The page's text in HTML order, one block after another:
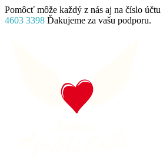
Skip
to
Pomôcť môže každý z nás aj na číslo účtu
4603 3398 Ďakujeme za vašu podporu.